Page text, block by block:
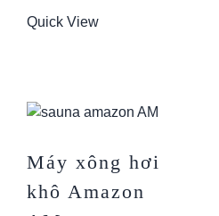
Quick View
Máy xông hơi
khô Amazon